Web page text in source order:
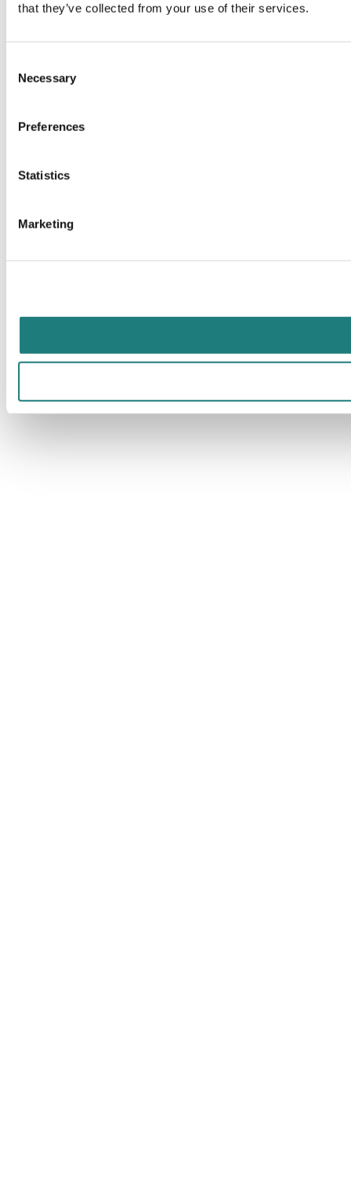
that they’ve collected from your use of their services.
Selection
Necessary
Preferences
Statistics
Marketing